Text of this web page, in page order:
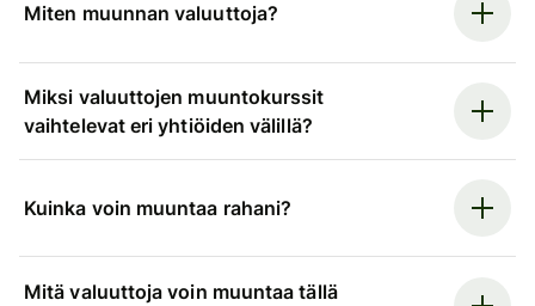
Miten muunnan valuuttoja?
Miksi valuuttojen muuntokurssit
vaihtelevat eri yhtiöiden välillä?
Kuinka voin muuntaa rahani?
Mitä valuuttoja voin muuntaa tällä